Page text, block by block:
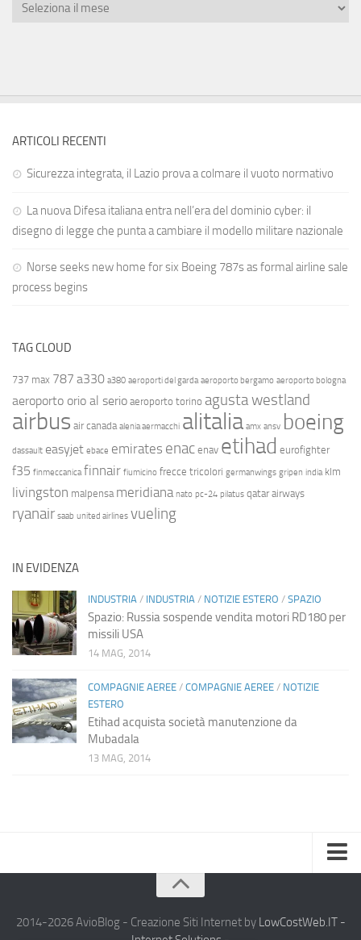
ARTICOLI RECENTI
Sicurezza integrata, il Lazio prova a colmare il vuoto normativo
La nuova Difesa italiana entra nell’era del dominio cyber: il
disegno di legge che punta a cambiare il modello militare nazionale
Norse seeks new home for six Boeing 787s as formal airline sale
process begins
TAG CLOUD
737 max 787 a330 a380 aeroporti del garda aeroporto bergamo aeroporto bologna
aeroporto orio al serio aeroporto torino agusta westland
airbus air canada alenia aermacchi alitalia amx ansv boeing
dassault easyjet ebace emirates enac enav etihad eurofighter
f35 finmeccanica finnair fiumicino frecce tricolori germanwings gripen india klm
livingston malpensa meridiana nato pc-24 pilatus qatar airways
ryanair saab united airlines vueling
IN EVIDENZA
INDUSTRIA / INDUSTRIA / NOTIZIE ESTERO / SPAZIO
Spazio: Russia sospende vendita motori RD180 per
missili USA
14 MAG, 2014
COMPAGNIE AEREE / COMPAGNIE AEREE / NOTIZIE
ESTERO
Etihad acquista società manutenzione da
Mubadala
13 MAG, 2014
Chi Siamo
2014-2026 AvioBlog - Creazione Siti Internet by LowCostWeb.IT -